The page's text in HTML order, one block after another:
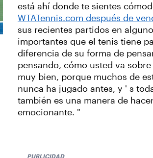
está ahí donde te sientes
WTATennis.com después de
sus recientes partidos en
importantes que el tenis tiene
diferencia de su forma de
pensando, cómo usted va
muy bien, porque muchos de
nunca ha jugado antes, y ' s
también es una manera de
emocionante. "
PUBLICIDAD